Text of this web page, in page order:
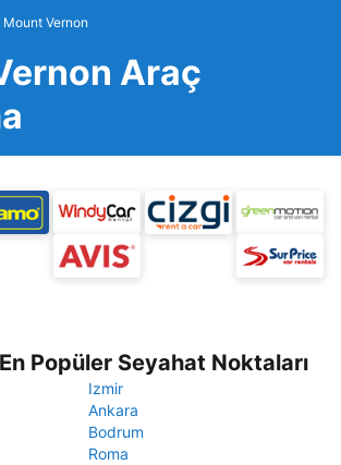
Mount Vernon
Araç
Popüler Seyahat Noktaları
Izmir
Ankara
Bodrum
Roma